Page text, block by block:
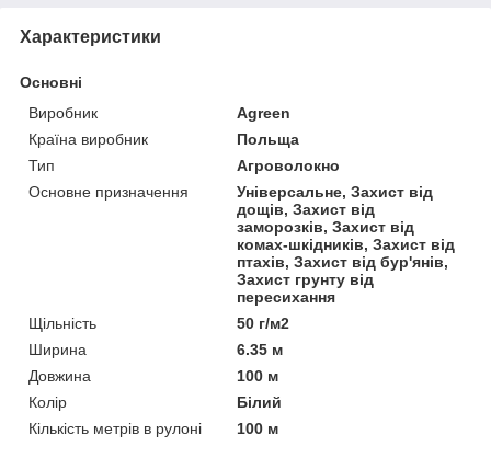
Характеристики
Основні
Виробник
Agreen
Країна виробник
Польща
Тип
Агроволокно
Основне призначення
Універсальне, Захист від
дощів, Захист від
заморозків, Захист від
комах-шкідників, Захист від
птахів, Захист від бур'янів,
Захист грунту від
пересихання
Щільність
50 г/м2
Ширина
6.35 м
Довжина
100 м
Колір
Білий
Кількість метрів в рулоні
100 м